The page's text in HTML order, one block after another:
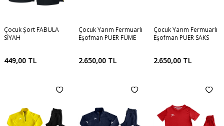
Çocuk Şort FABULA
SİYAH
449,00 TL
Çocuk Yarım Fermuarlı
Eşofman PUER FÜME
2.650,00 TL
Çocuk Yarım Fermuarlı
Eşofman PUER SAKS
2.650,00TL